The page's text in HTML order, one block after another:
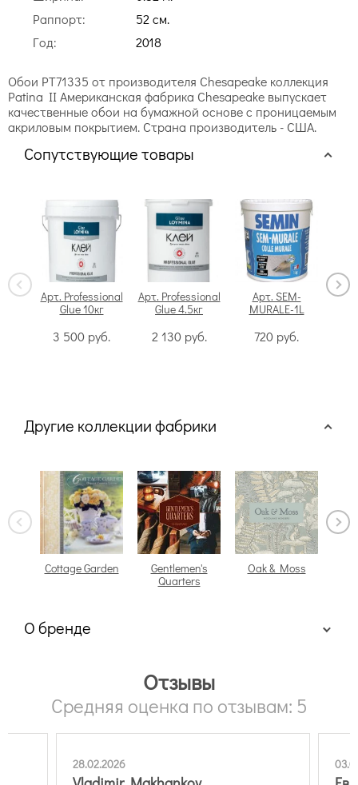
Раппорт:
52 cм.
Год:
2018
Обои PT71335 от производителя Chesapeake коллекция
Patina II Американская фабрика Chesapeake выпускает
качественные обои на бумажной основе с проницаемым
акриловым покрытием. Страна производитель - США.
Сопутствующие товары
Арт. Professional
Glue 10кг
3 500 руб.
Арт. Professional
Glue 4.5кг
2 130 руб.
Арт. SEM-
MURALE-1L
720 руб.
Другие коллекции фабрики
Cottage Garden
Gentlemen's
Quarters
Oak & Moss
О бренде
Отзывы
Средняя оценка по отзывам: 5
28.02.2026